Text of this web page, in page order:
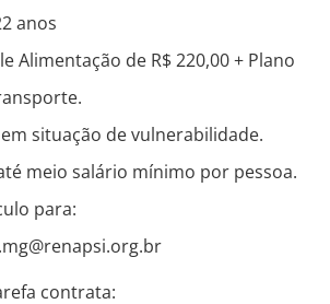
anos
Alimentação de R$ 220,00 + Plano
situação de vulnerabilidade.
meio salário mínimo por pessoa.
para:
contrata: